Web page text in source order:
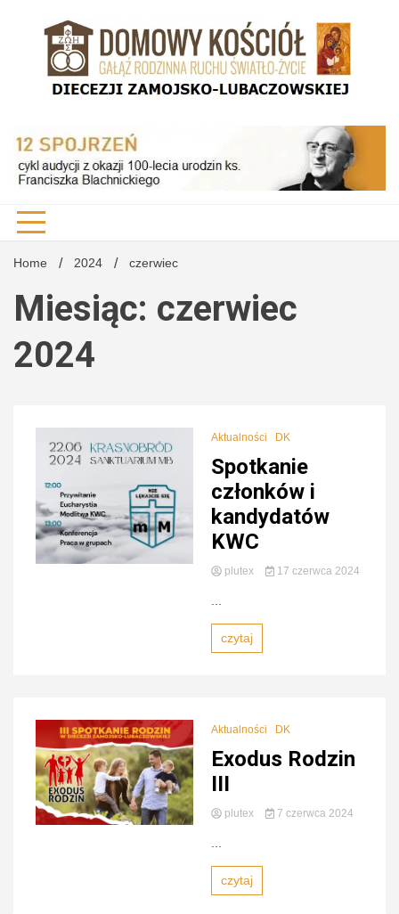
Home 2024 czerwiec
Miesiąc: czerwiec
2024
Aktualności DK
Spotkanie
członków i
kandydatów
KWC
plutex 17 czerwca 2024
...
czytaj
Aktualności DK
Exodus Rodzin
III
plutex 7 czerwca 2024
...
czytaj